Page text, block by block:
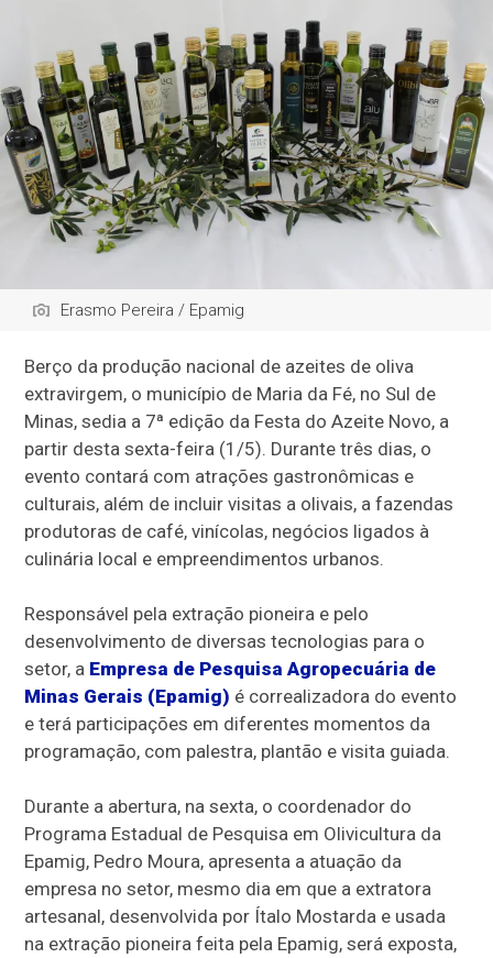
Erasmo Pereira / Epamig
Berço da produção nacional de azeites de oliva
extravirgem, o município de Maria da Fé, no Sul de
Minas, sedia a 7ª edição da Festa do Azeite Novo, a
partir desta sexta-feira (1/5). Durante três dias, o
evento contará com atrações gastronômicas e
culturais, além de incluir visitas a olivais, a fazendas
produtoras de café, vinícolas, negócios ligados à
culinária local e empreendimentos urbanos.
Responsável pela extração pioneira e pelo
desenvolvimento de diversas tecnologias para o
setor, a Empresa de Pesquisa Agropecuária de
Minas Gerais (Epamig) é correalizadora do evento
e terá participações em diferentes momentos da
programação, com palestra, plantão e visita guiada.
Durante a abertura, na sexta, o coordenador do
Programa Estadual de Pesquisa em Olivicultura da
Epamig, Pedro Moura, apresenta a atuação da
empresa no setor, mesmo dia em que a extratora
artesanal, desenvolvida por Ítalo Mostarda e usada
na extração pioneira feita pela Epamig, será exposta,